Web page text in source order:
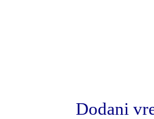
Dodani